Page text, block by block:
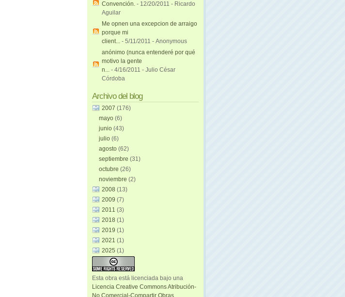
Convención. - 12/20/2011 - Ricardo
Aguilar
Me opnen una excepcion de arraigo
porque mi
client... - 5/11/2011 - Anonymous
anónimo (nunca entenderé por qué
motivo la gente
n... - 4/16/2011 - Julio César
Córdoba
Archivo del blog
2007 (176)
mayo(6)
junio(43)
julio(6)
agosto(62)
septiembre(31)
octubre(26)
noviembre(2)
2008 (13)
2009 (7)
2011 (3)
2018 (1)
2019 (1)
2021 (1)
2025 (1)
Esta obra está licenciada bajo una
Licencia Creative Commons Atribución-
No Comercial-Compartir Obras